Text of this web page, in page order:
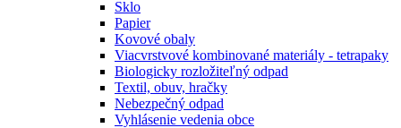
Sklo
Papier
Kovové obaly
Viacvrstvové kombinované materiály - tetrapaky
Biologicky rozložiteľný odpad
Textil, obuv, hračky
Nebezpečný odpad
Vyhlásenie vedenia obce